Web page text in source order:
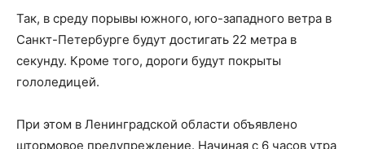
Так, в среду порывы южного, юго-западного ветра в
Санкт-Петербурге будут достигать 22 метра в
секунду. Кроме того, дороги будут покрыты
гололедицей.
При этом в Ленинградской области объявлено
штормовое предупреждение. Начиная с 6 часов утра